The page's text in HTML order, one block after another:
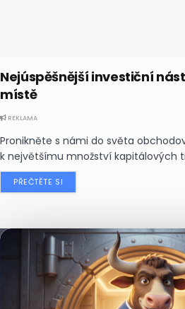
Nejúspěšnější investiční
místě
REKLAMA
Pronikněte s námi do světa
k největšímu množství kapitálových
PŘEČTĚTE SI
Nejčtenějšízprávy